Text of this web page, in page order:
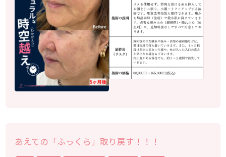
あえての「ふっくら」取り戻す！！！